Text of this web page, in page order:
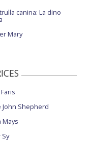
canina: La dino
Mary
John Shepherd
Mays